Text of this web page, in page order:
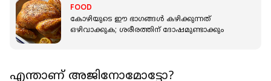
FOOD
കോഴിയുടെ ഈ ഭാഗങ്ങള്‍ കഴിക്കുന്നത്
ഒഴിവാക്കുക; ശരീരത്തിന് ദോഷമുണ്ടാക്കും
എന്താണ് അജിനോമോട്ടോ?